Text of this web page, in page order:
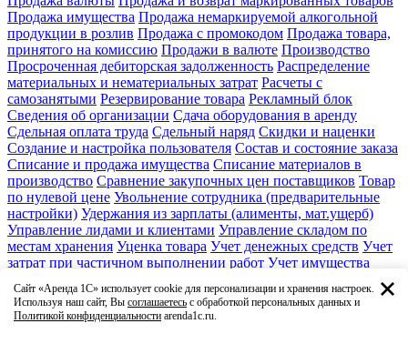
Продажа имущества Продажа немаркируемой алкогольной
продукции в розлив Продажа с промокодом Продажа товара,
принятого на комиссию Продажи в валюте Производство
Просроченная дебиторская задолженность Распределение
материальных и нематериальных затрат Расчеты с
самозанятыми Резервирование товара Рекламный блок
Сведения об организации Сдача оборудования в аренду
Сдельная оплата труда Сдельный наряд Скидки и наценки
Создание и настройка пользователя Состав и состояние заказа
Списание и продажа имущества Списание материалов в
производство Сравнение закупочных цен поставщиков Товар
по нулевой цене Увольнение сотрудника (предварительные
настройки) Удержания из зарплаты (алименты, мат.ущерб)
Управление лидами и клиентами Управление складом по
местам хранения Уценка товара Учет денежных средств Учет
затрат при частичном выполнении работ Учет имущества
спецодежды Учет товара в единицах и в упаковках Учет
товаров по характеристикам Факсимиле и подписи
Сайт «Аренда 1С» использует cookie для персонализации и хранения настроек.
Используя наш сайт, Вы соглашаетесь с обработкой персональных данных и
Политикой конфиденциальности arenda1c.ru.